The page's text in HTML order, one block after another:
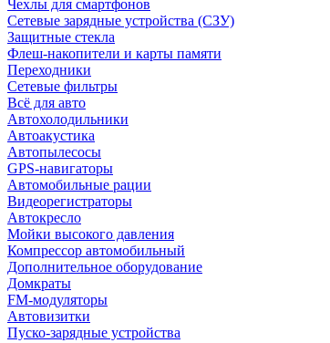
Чехлы для смартфонов
Сетевые зарядные устройства (СЗУ)
Защитные стекла
Флеш-накопители и карты памяти
Переходники
Сетевые фильтры
Всё для авто
Автохолодильники
Автоакустика
Автопылесосы
GPS-навигаторы
Автомобильные рации
Видеорегистраторы
Автокресло
Мойки высокого давления
Компрессор автомобильный
Дополнительное оборудование
Домкраты
FM-модуляторы
Автовизитки
Пуско-зарядные устройства